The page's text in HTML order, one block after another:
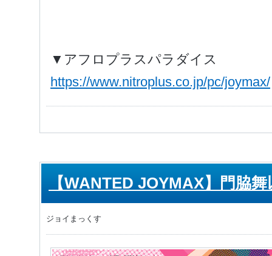
▼アフロプラスパラダイス
https://www.nitroplus.co.jp/pc/joymax/
【WANTED JOYMAX】門脇
ジョイまっくす